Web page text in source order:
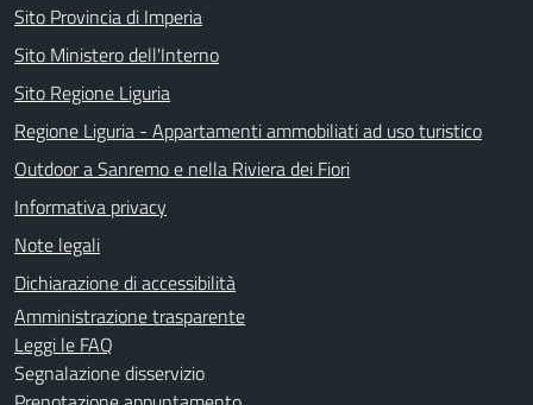
Sito Provincia di Imperia
Sito Ministero dell'Interno
Sito Regione Liguria
Regione Liguria - Appartamenti ammobiliati ad uso turistico
Outdoor a Sanremo e nella Riviera dei Fiori
Informativa privacy
Note legali
Dichiarazione di accessibilità
Amministrazione trasparente
Leggi le FAQ
Segnalazione disservizio